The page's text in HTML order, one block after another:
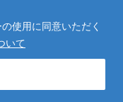
使用に同意いただく
いて